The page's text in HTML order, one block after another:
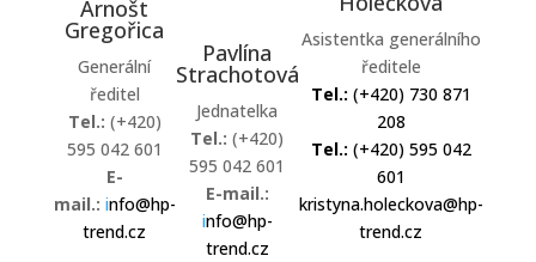
Arnošt
Gregořica
Generální
ředitel
Tel.: (+420)
595 042 601
E-
mail.: info@hp-
trend.cz
Pavlína
Strachotová
Jednatelka
Tel.: (+420)
595 042 601
E-mail.:
info@hp-
trend.cz
Asistentka generálního
ředitele
Tel.: (+420) 730 871
208
Tel.: (+420) 595 042
601
kristyna.holeckova@hp-
trend.cz